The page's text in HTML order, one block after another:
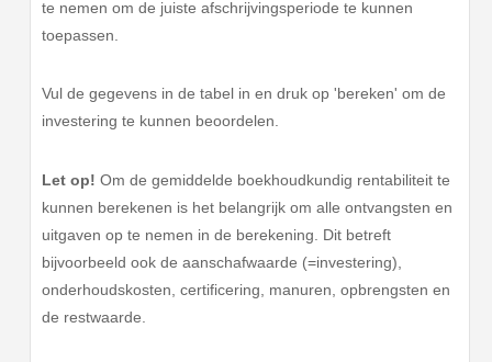
te nemen om de juiste afschrijvingsperiode te kunnen
toepassen.
Vul de gegevens in de tabel in en druk op 'bereken' om de
investering te kunnen beoordelen.
Let op! Om de gemiddelde boekhoudkundig rentabiliteit te
kunnen berekenen is het belangrijk om alle ontvangsten en
uitgaven op te nemen in de berekening. Dit betreft
bijvoorbeeld ook de aanschafwaarde (=investering),
onderhoudskosten, certificering, manuren, opbrengsten en
de restwaarde.